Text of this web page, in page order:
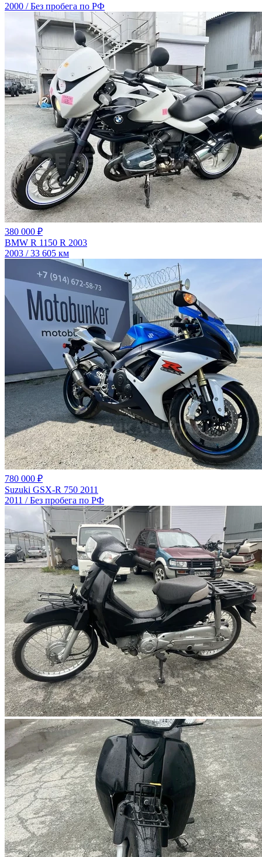
2000 / Без пробега по РФ
380 000 ₽
BMW R 1150 R 2003
2003 / 33 605 км
780 000 ₽
Suzuki GSX-R 750 2011
2011 / Без пробега по РФ